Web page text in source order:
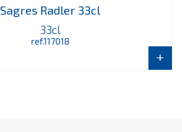
+
Sagres Radler 33cl
33cl
ref.117018